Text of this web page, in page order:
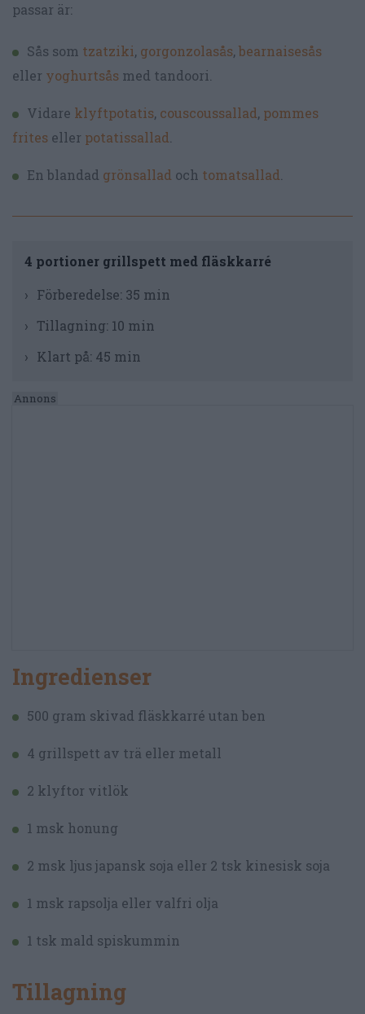
passar är:
Sås som tzatziki, gorgonzolasås, bearnaisesås
eller yoghurtsås med tandoori.
Vidare klyftpotatis, couscoussallad, pommes
frites eller potatissallad.
En blandad grönsallad och tomatsallad.
4 portioner grillspett med fläskkarré
Förberedelse: 35 min
Tillagning: 10 min
Klart på: 45 min
Ingredienser
500 gram skivad fläskkarré utan ben
4 grillspett av trä eller metall
2 klyftor vitlök
1 msk honung
2 msk ljus japansk soja eller 2 tsk kinesisk soja
1 msk rapsolja eller valfri olja
1 tsk mald spiskummin
Tillagning